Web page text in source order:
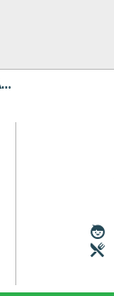
SAINT-MARTIN, MARTINIQUE, BARBADE, SAINTE-LUCIE, ANTIGUA-ET-BARBUDA, ÉTATS-UNIS